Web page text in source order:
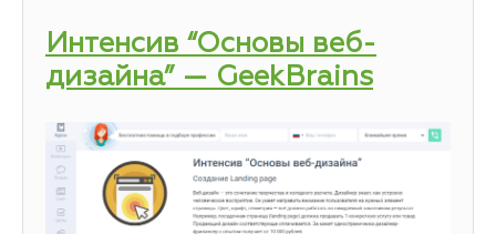
Интенсив “Основы веб-
дизайна” — GeekBrains